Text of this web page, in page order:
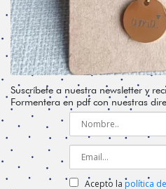
Suscríbete a nuestra newsletter y
Formentera en pdf con nuestras
Acepto la política